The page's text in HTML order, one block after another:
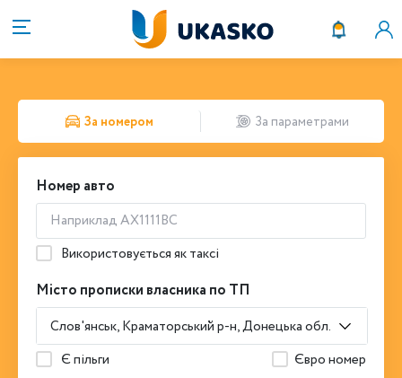
За номером За параметрами
Номер авто
Використовується як таксі
Місто прописки власника по ТП
Слов'янськ, Краматорський р-н, Донецька обл.
Є пільги
Євро номер